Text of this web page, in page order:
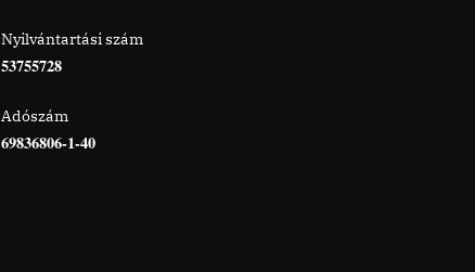
Nyilvántartási szám
53755728
Adószám
69836806-1-40